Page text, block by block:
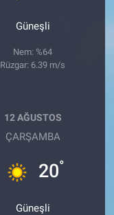
Güneşli
Nem: %64
Rüzgar: 6.39 m/s
12 AĞUSTOS
ÇARŞAMBA
20°
Güneşli